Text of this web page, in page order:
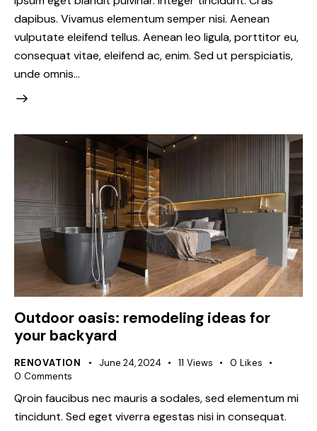
dapibus. Vivamus elementum semper nisi. Aenean
vulputate eleifend tellus. Aenean leo ligula, porttitor eu,
consequat vitae, eleifend ac, enim. Sed ut perspiciatis,
unde omnis…
Outdoor oasis: remodeling ideas for
your backyard
RENOVATION June 24, 2024 11 Views 0 Likes
0 Comments
Qroin faucibus nec mauris a sodales, sed elementum mi
tincidunt. Sed eget viverra egestas nisi in consequat.